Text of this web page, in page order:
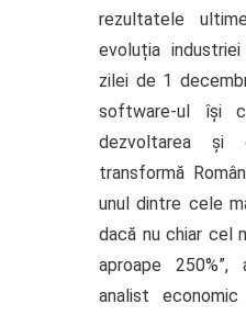
rezultatele
evoluția
zilei de 1
software-ul își
dezvoltarea și
transformă
unul dintre cele
dacă nu chiar cel
aproape
analist